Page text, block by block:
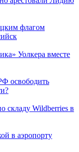
флагом
Уолкера вместе
освободить
складу Wildberries в
в аэропорту